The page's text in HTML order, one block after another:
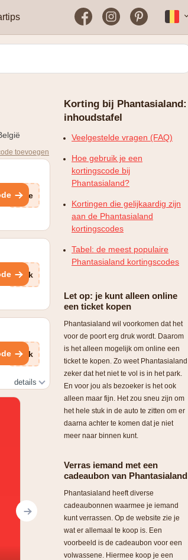
Plopsaland Theater Hotel
WONDR
kortingscode?
FAQ – Veelgestelde vragen
FacebookInstagramPinterest
toevoegen
GRe
1yk
Ffk
details
Korting bij Phantasialand:
inhoudstafel
Veelgestelde vragen (FAQ)
Hoe gebruik je een
kortingscode bij
Phantasialand?
Kortingen die gelijkaardig zijn
aan de Phantasialand
kortingscodes
Tabel: de meest populaire
Phantasialand kortingscodes
Let op: je kunt alleen online
een ticket kopen
Phantasialand wil voorkomen dat het
voor de poort erg druk wordt. Daarom
is het alleen mogelijk om online een
ticket te kopen. Zo weet Phantasialand
zeker dat het niet te vol is in het park.
En voor jou als bezoeker is het ook
alleen maar fijn. Het zou sneu zijn om
het hele stuk in de auto te zitten om er
daarna achter te komen dat je niet
meer naar binnen kunt.
Verras iemand met een
cadeaubon van Phantasialand
Phantasialand heeft diverse
cadeaubonnen waarmee je iemand
kunt verrassen. Op de website zie je
wat er allemaal te koop is. Een
voorbeeld is de cadeaubon voor een
volwassene. Hiermee koop je een